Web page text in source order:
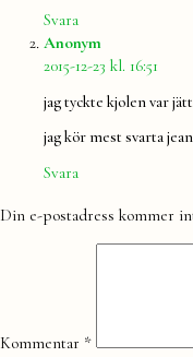
Svara
Anonym
2015-12-23 kl. 16:51
jag tyckte kjolen var
jag kör mest svarta
Svara
Lämna
Din e-postadress kommer
Kommentar *